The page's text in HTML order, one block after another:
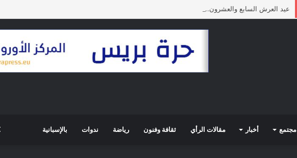
عيد العرش السابع والعشرون.. عندما تحولت التنمية إلى قوة جيوسياسية
مجتمع أخبار مقالات الرأي ثقافة وفنون رياضة ندوات بالإسبانية